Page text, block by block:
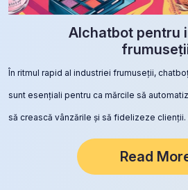
AIchatbot pentru
În ritmul rapid al industriei frumuseții,
sunt esențiali pentru ca mărcile să
să crească vânzările și să fidelizeze
Read